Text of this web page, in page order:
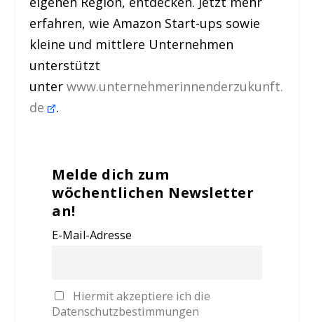
erfahren, wie Amazon Start-ups sowie
kleine und mittlere Unternehmen
unterstützt
unterwww.unternehmerinnenderzukunft.
de .
Melde dich zum
wöchentlichen Newsletter
an!
E-Mail-Adresse
Hiermit akzeptiere ich die
Datenschutzbestimmungen